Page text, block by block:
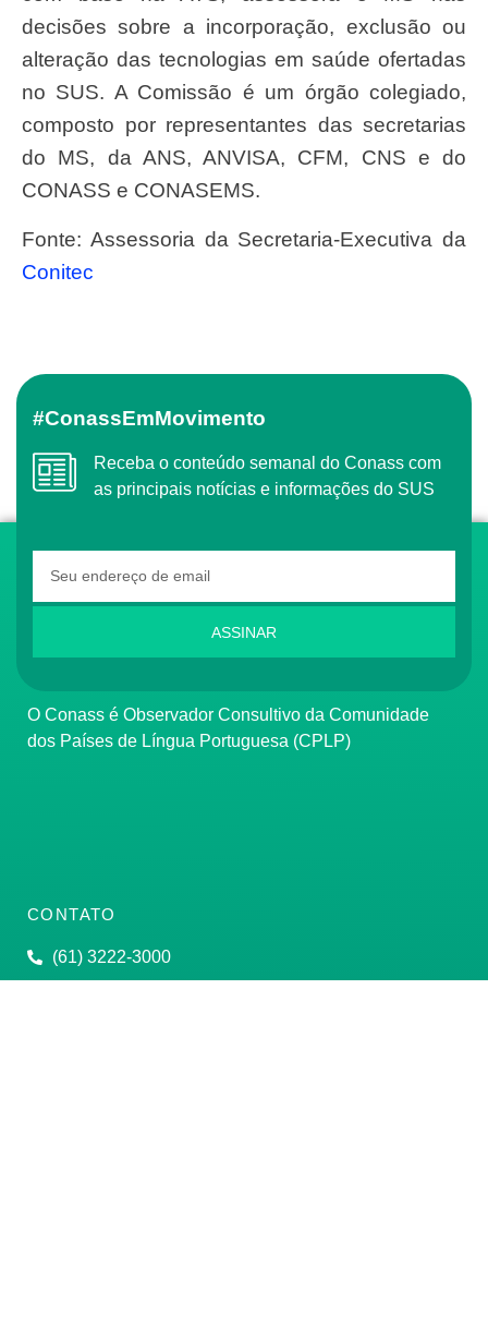
decisões sobre a incorporação, exclusão ou
alteração das tecnologias em saúde ofertadas
no SUS. A Comissão é um órgão colegiado,
composto por representantes das secretarias
do MS, da ANS, ANVISA, CFM, CNS e do
CONASS e CONASEMS.
Fonte: Assessoria da Secretaria-Executiva da
Conitec
#ConassEmMovimento
Receba o conteúdo semanal do Conass com
as principais notícias e informações do SUS
ASSINAR
O Conass é Observador Consultivo da Comunidade
dos Países de Língua Portuguesa (CPLP)
CONTATO
(61) 3222-3000